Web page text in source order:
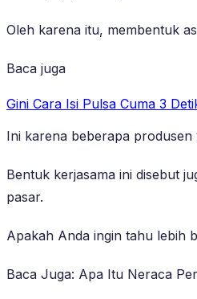
Oleh karena itu, membentuk
Baca juga
Gini Cara Isi Pulsa Cuma 3
Ini karena beberapa
Bentuk kerjasama ini disebut
pasar.
Apakah Anda ingin tahu lebih
Baca Juga: Apa Itu Neraca